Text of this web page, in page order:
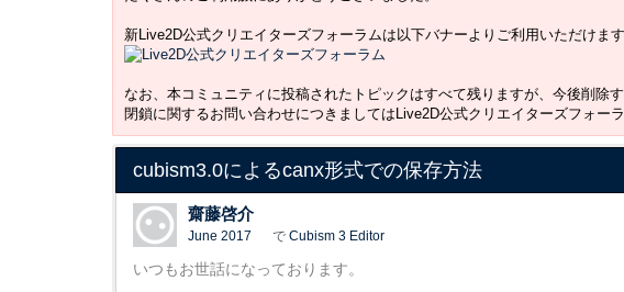
新Live2D公式クリエイターズフォーラムは以下バナーよりご利用いただけます
なお、本コミュニティに投稿されたトピックはすべて残りますが、今後削除
閉鎖に関するお問い合わせにつきましてはLive2D公式クリエイターズフォー
cubism3.0によるcanx形式での保存方法
齋藤啓介
June 2017 で Cubism 3 Editor
いつもお世話になっております。